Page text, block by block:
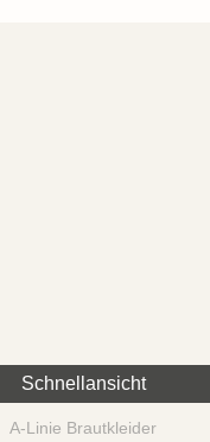
Schnellansicht
A-Linie Brautkleider